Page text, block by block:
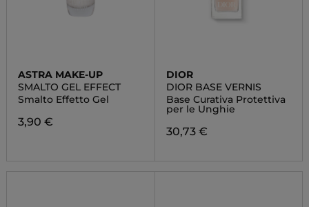
ASTRA MAKE-UP
SMALTO GEL EFFECT
Smalto Effetto Gel
3,90 €
DIOR
DIOR BASE VERNIS
Base Curativa Protettiva
per le Unghie
30,73 €